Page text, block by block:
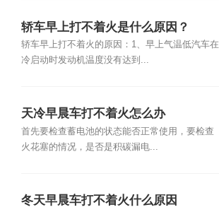
轿车早上打不着火是什么原因？
轿车早上打不着火的原因：1、早上气温低汽车在
冷启动时发动机温度没有达到...
天冷早晨车打不着火怎么办
首先要检查蓄电池的状态能否正常使用，要检查
火花塞的情况，是否是积碳漏电...
冬天早晨车打不着火什么原因